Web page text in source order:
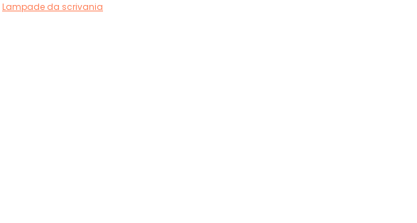
Lampade da scrivania